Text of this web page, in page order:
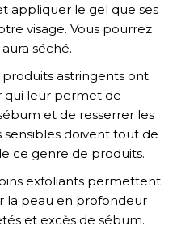
appliquer le gel que ses
visage. Vous pourrez
séché.
produits astringents ont
qui leur permet de
et de resserrer les
sensibles doivent tout de
ce genre de produits.
exfoliants permettent
la peau en profondeur
et excès de sébum.